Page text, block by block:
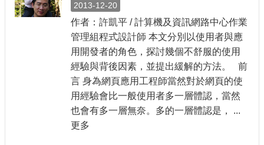
2013-12-20
作者：許凱平 / 計算機及資訊網路中心作業
管理組程式設計師 本文分別以使用者與應
用開發者的角色，探討幾個不舒服的使用
經驗與背後因素，並提出緩解的方法。 前
言 身為網頁應用工程師當然對於網頁的使
用經驗會比一般使用者多一層體認，當然
也會有多一層無奈。多的一層體認是， ...
更多